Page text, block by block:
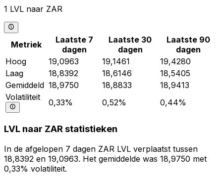
1 LVL naar ZAR
Metriek
Laatste 7
dagen
Laatste 30
dagen
Laatste 90
dagen
Hoog
19,0963 19,1461
19,4280
Laag
18,8392 18,6146
18,5405
Gemiddeld 18,9750 18,8833
18,9413
Volatiliteit
0,33% 0,52% 0,44%
LVL naar ZAR statistieken
In de afgelopen 7 dagen ZAR LVL verplaatst tussen
18,8392 en 19,0963. Het gemiddelde was 18,9750 met
0,33% volatiliteit.